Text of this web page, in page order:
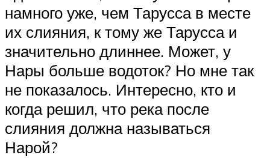
на­много уже, чем Тарусса в месте
их сли­яния, к тому же Тарусса и
значительно длиннее. Может, у
Нары больше водоток? Но мне так
не показалось. Интересно, кто и
когда решил, что река после
слияния должна называться
Нарой?